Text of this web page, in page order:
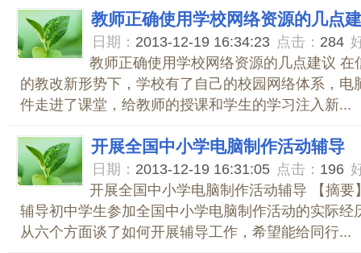
教师正确使用学校网络资源的几点
日期： 2013-12-19 16:34:23 点击： 284
教师正确使用学校网络资源的几点建议 在
的教改新形势下，学校有了自己的校园网络体系，电
件走进了课堂，给教师的授课和学生的学习注入新...
开展全国中小学电脑制作活动辅导
日期： 2013-12-19 16:31:05 点击： 196
开展全国中小学电脑制作活动辅导 【摘要
辅导初中学生参加全国中小学电脑制作活动的实际经
从六个方面谈了如何开展辅导工作，希望能给同行...